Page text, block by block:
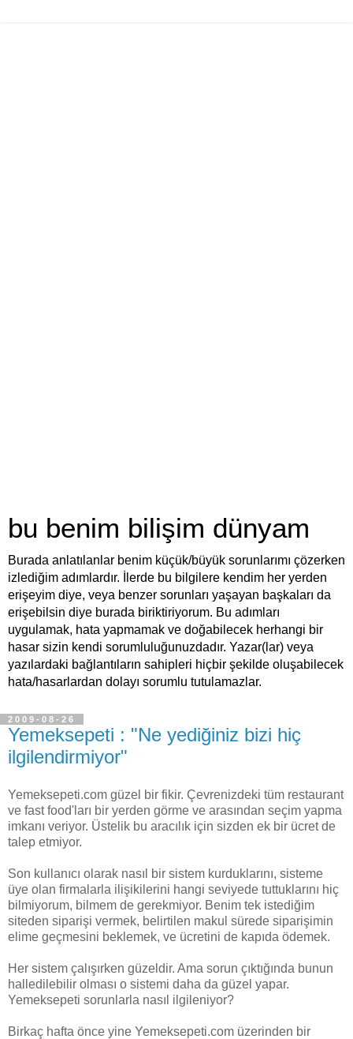
bu benim bilişim dünyam
Burada anlatılanlar benim küçük/büyük sorunlarımı çözerken
izlediğim adımlardır. İlerde bu bilgilere kendim her yerden
erişeyim diye, veya benzer sorunları yaşayan başkaları da
erişebilsin diye burada biriktiriyorum. Bu adımları
uygulamak, hata yapmamak ve doğabilecek herhangi bir
hasar sizin kendi sorumluluğunuzdadır. Yazar(lar) veya
yazılardaki bağlantıların sahipleri hiçbir şekilde oluşabilecek
hata/hasarlardan dolayı sorumlu tutulamazlar.
2009-08-26
Yemeksepeti : "Ne yediğiniz bizi hiç
ilgilendirmiyor"
Yemeksepeti.com güzel bir fikir. Çevrenizdeki tüm restaurant
ve fast food'ları bir yerden görme ve arasından seçim yapma
imkanı veriyor. Üstelik bu aracılık için sizden ek bir ücret de
talep etmiyor.
Son kullanıcı olarak nasıl bir sistem kurduklarını, sisteme
üye olan firmalarla ilişikilerini hangi seviyede tuttuklarını hiç
bilmiyorum, bilmem de gerekmiyor. Benim tek istediğim
siteden siparişi vermek, belirtilen makul sürede siparişimin
elime geçmesini beklemek, ve ücretini de kapıda ödemek.
Her sistem çalışırken güzeldir. Ama sorun çıktığında bunun
halledilebilir olması o sistemi daha da güzel yapar.
Yemeksepeti sorunlarla nasıl ilgileniyor?
Birkaç hafta önce yine Yemeksepeti.com üzerinden bir